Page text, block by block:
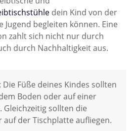
dein Kind von der
Jugend begleiten können. Eine
zahlt sich nicht nur durch
durch Nachhaltigkeit aus.
Füße deines Kindes sollten
Boden oder auf einer
Gleichzeitig sollten die
der Tischplatte aufliegen.